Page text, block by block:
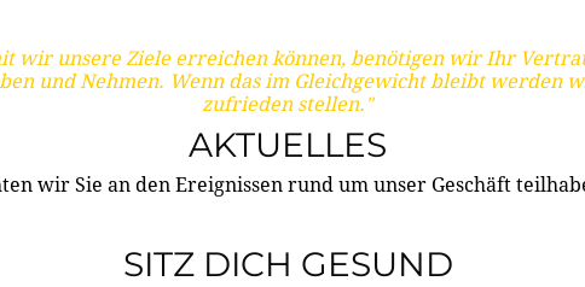
wir unsere Ziele erreichen können, benötigen wir Ihr
und Nehmen. Wenn das im Gleichgewicht bleibt werden
zufrieden stellen."
AKTUELLES
wir Sie an den Ereignissen rund um unser Geschäft
SITZ DICH GESUND